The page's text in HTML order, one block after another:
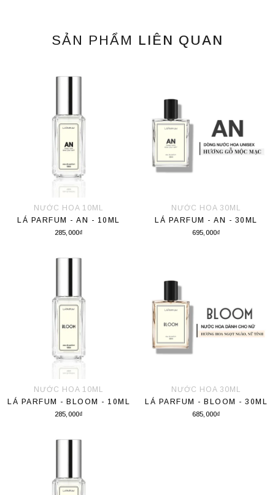
SẢN PHẨM LIÊN QUAN
NƯỚC HOA 10ML
LÁ PARFUM - AN - 10ML
285,000₫
NƯỚC HOA 30ML
LÁ PARFUM - AN - 30ML
695,000₫
NƯỚC HOA 10ML
LÁ PARFUM - BLOOM - 10ML
285,000₫
NƯỚC HOA 30ML
LÁ PARFUM - BLOOM - 30ML
685,000₫